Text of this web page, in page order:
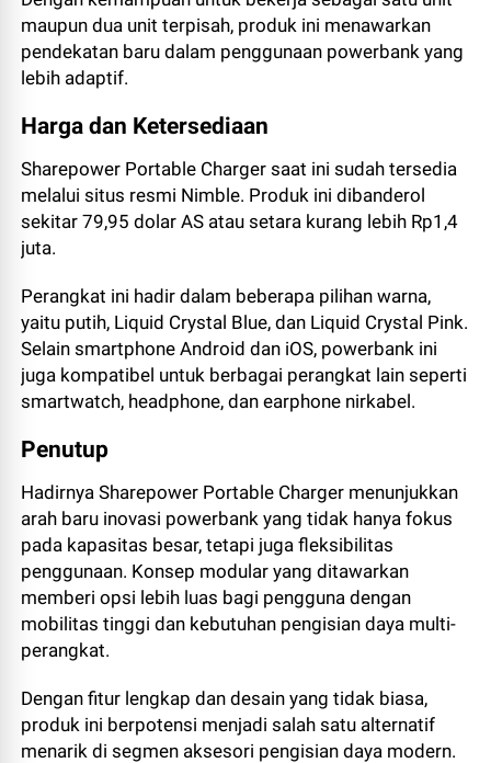
maupun dua unit terpisah, produk ini menawarkan
pendekatan baru dalam penggunaan powerbank yang
lebih adaptif.
Harga dan Ketersediaan
Sharepower Portable Charger saat ini sudah tersedia
melalui situs resmi Nimble. Produk ini dibanderol
sekitar 79,95 dolar AS atau setara kurang lebih Rp1,4
juta.
Perangkat ini hadir dalam beberapa pilihan warna,
yaitu putih, Liquid Crystal Blue, dan Liquid Crystal Pink.
Selain smartphone Android dan iOS, powerbank ini
juga kompatibel untuk berbagai perangkat lain seperti
smartwatch, headphone, dan earphone nirkabel.
Penutup
Hadirnya Sharepower Portable Charger menunjukkan
arah baru inovasi powerbank yang tidak hanya fokus
pada kapasitas besar, tetapi juga fleksibilitas
penggunaan. Konsep modular yang ditawarkan
memberi opsi lebih luas bagi pengguna dengan
mobilitas tinggi dan kebutuhan pengisian daya multi-
perangkat.
Dengan fitur lengkap dan desain yang tidak biasa,
produk ini berpotensi menjadi salah satu alternatif
menarik di segmen aksesori pengisian daya modern.